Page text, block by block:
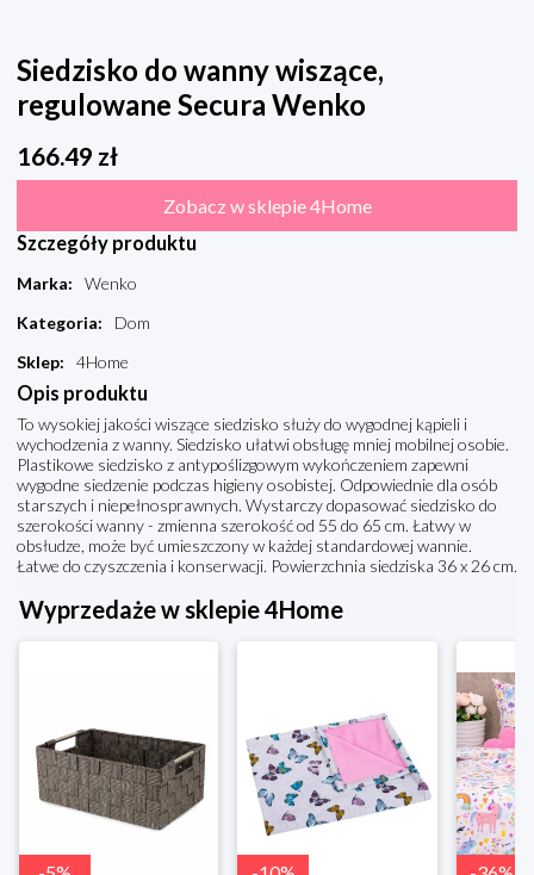
Siedzisko do wanny wiszące,
regulowane Secura Wenko
166.49 zł
Zobacz w sklepie 4Home
Szczegóły produktu
Marka:
Wenko
Kategoria:
Dom
Sklep: 4Home
Opis produktu
To wysokiej jakości wiszące siedzisko służy do wygodnej kąpieli i
wychodzenia z wanny. Siedzisko ułatwi obsługę mniej mobilnej osobie.
Plastikowe siedzisko z antypoślizgowym wykończeniem zapewni
wygodne siedzenie podczas higieny osobistej. Odpowiednie dla osób
starszych i niepełnosprawnych. Wystarczy dopasować siedzisko do
szerokości wanny - zmienna szerokość od 55 do 65 cm. Łatwy w
obsłudze, może być umieszczony w każdej standardowej wannie.
Łatwe do czyszczenia i konserwacji. Powierzchnia siedziska 36 x 26 cm.
Wyprzedaże w sklepie 4Home